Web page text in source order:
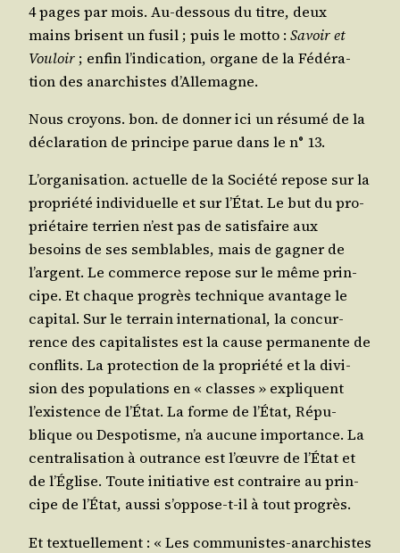
4 pages par mois. Au-des­sous du titre, deux
mains brisent un fusil ; puis le mot­to : Savoir et
Vou­loir ; enfin l’in­di­ca­tion, organe de la Fédé­ra­
tion des anar­chistes d’Allemagne.
Nous croyons. bon. de don­ner ici un résu­mé de la
décla­ra­tion de prin­cipe parue dans le n° 13.
L’or­ga­ni­sa­tion. actuelle de la Socié­té repose sur la
pro­prié­té indi­vi­duelle et sur l’É­tat. Le but du pro­
prié­taire ter­rien n’est pas de satis­faire aux
besoins de ses sem­blables, mais de gagner de
l’argent. Le com­merce repose sur le même prin­
cipe. Et chaque pro­grès tech­nique avan­tage le
capi­tal. Sur le ter­rain inter­na­tio­nal, la concur­
rence des capi­ta­listes est la cause per­ma­nente de
conflits. La pro­tec­tion de la pro­prié­té et la divi­
sion des popu­la­tions en « classes » expliquent
l’exis­tence de l’É­tat. La forme de l’É­tat, Répu­
blique ou Des­po­tisme, n’a aucune impor­tance. La
cen­tra­li­sa­tion à outrance est l’œuvre de l’É­tat et
de l’Église. Toute ini­tia­tive est contraire au prin­
cipe de l’É­tat, aus­si s’op­pose-t-il à tout progrès.
Et tex­tuel­le­ment : « Les com­mu­nistes-anar­chistes